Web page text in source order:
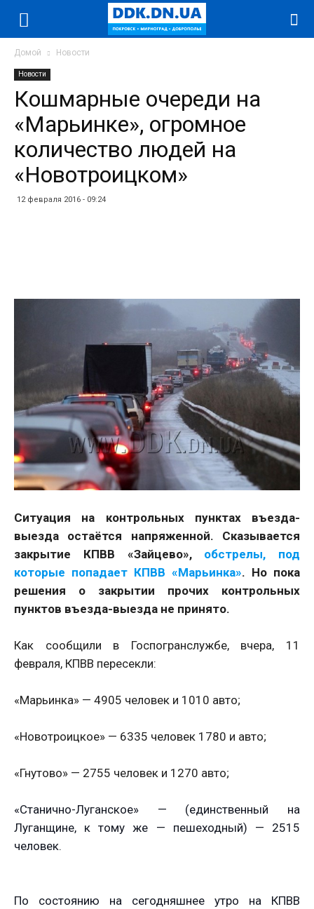
Домой Новости
Новости
Кошмарные очереди на
«Марьинке», огромное
количество людей на
«Новотроицком»
12 февраля 2016 - 09:24
Ситуация на контрольных пунктах въезда-
выезда остаётся напряженной. Сказывается
закрытие КПВВ «Зайцево», обстрелы, под
которые попадает КПВВ «Марьинка». Но пока
решения о закрытии прочих контрольных
пунктов въезда-выезда не принято.
Как сообщили в Госпогранслужбе, вчера, 11
февраля, КПВВ пересекли:
«Марьинка» — 4905 человек и 1010 авто;
«Новотроицкое» — 6335 человек 1780 и авто;
«Гнутово» — 2755 человек и 1270 авто;
«Станично-Луганское» — (единственный на
Луганщине, к тому же — пешеходный) — 2515
человек.
По состоянию на сегодняшнее утро на КПВВ